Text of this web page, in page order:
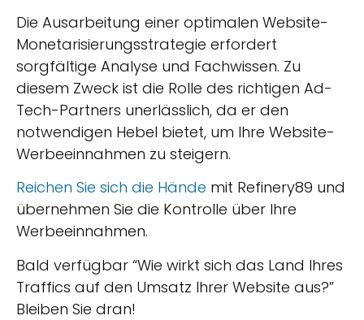
Die Ausarbeitung einer optimalen Website-
Monetarisierungsstrategie erfordert
sorgfältige Analyse und Fachwissen. Zu
diesem Zweck ist die Rolle des richtigen Ad-
Tech-Partners unerlässlich, da er den
notwendigen Hebel bietet, um Ihre Website-
Werbeeinnahmen zu steigern.
Reichen Sie sich die Hände mit Refinery89 und
übernehmen Sie die Kontrolle über Ihre
Werbeeinnahmen.
Bald verfügbar “Wie wirkt sich das Land Ihres
Traffics auf den Umsatz Ihrer Website aus?”
Bleiben Sie dran!